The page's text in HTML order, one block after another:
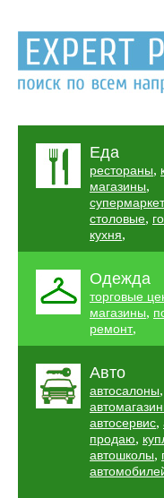
Еда
рестораны,
магазины,
столовые,
кухня,
Одежда
торговые
магазины,
ремонт,
Авто
автосалоны,
автосервис,
продаю,
автошколы,